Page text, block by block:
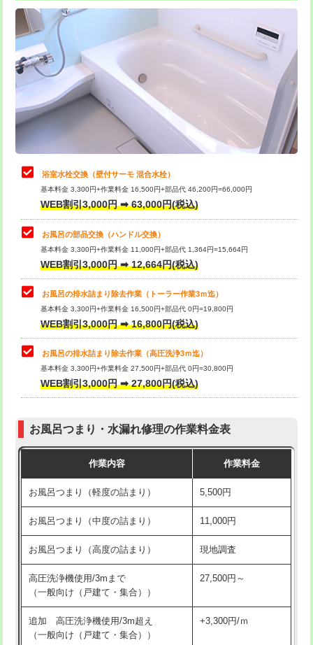
追加トーラー機使用/3m超え
カメラ調査 33,000円
桝清掃 8,800円
止水・漏水調査・防水処理・清掃・修
理・調整・分解・加工など（軽作業）
止水・漏水調査・防水処理・清掃・修
理・調整・分解・加工など（中作業）
22,000円
止水・漏水調査・防水処理・清掃・修
理・調整・分解・加工など（重作業）
33,000円
トイレタンク脱着
トイレ便器脱着
タンクレストイレ脱着 33,000円
小便器トイレ脱着
その他部品の脱着 8,800円～
交換・取付（タンク）
交換・取付（普通便座） 11,000円+材料費
交換・取付（温水洗浄便座） 16,500円+材料費
交換・取付(単水栓（壁付・デッキ
式）)
13,200円+材料費
交換・取付(混合水栓（壁付・デッキ
式・ワンホール）)
16,500円+材料費
交換・取付(排水栓・排水トラップ
（P/S/ポップアップ））
22,000円+材料費
交換・取付（その他部品） 11,000円+材料費
浴室水栓交換（壁付サーモ 混合水栓）
基本料金 3,300円+作業料金 16,500円+部品代 46,200円=66,000円
WEB割引3,000円 ➡ 63,000円(税込)
お風呂の部品交換（ハンドル交換）
基本料金 3,300円+作業料金 11,000円+部品代 1,364円=15,664円
WEB割引3,000円 ➡ 12,664円(税込)
お風呂の排水詰まり除去作業（トーラー作業3ｍ迄）
基本料金 3,300円+作業料金 16,500円+部品代 0円=19,800円
WEB割引3,000円 ➡ 16,800円(税込)
お風呂の排水詰まり除去作業（高圧洗浄3ｍ迄）
基本料金 3,300円+作業料金 27,500円+部品代 0円=30,800円
WEB割引3,000円 ➡ 27,800円(税込)
お風呂つまり・水漏れ修理の作業料金表
作業内容 作業料金
お風呂つまり（軽度の詰まり） 5,500円
お風呂つまり（中度の詰まり） 11,000円
お風呂つまり（高度の詰まり） 現地調査
高圧洗浄機使用/3mまで
（一般向け（戸建て・集合））
27,500円～
追加 高圧洗浄機使用/3m超え
（一般向け（戸建て・集合））
+3,300円/ｍ